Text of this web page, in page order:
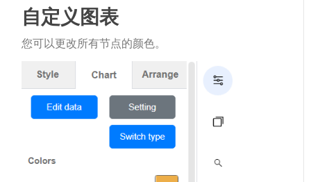
自定义图表
您可以更改所有节点的颜色。